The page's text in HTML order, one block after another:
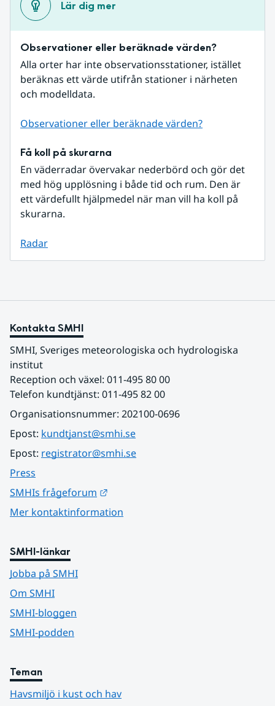
Lär dig mer
Observationer eller beräknade värden?
Alla orter har inte observationsstationer, istället
beräknas ett värde utifrån stationer i närheten
och modelldata.
Observationer eller beräknade värden?
Få koll på skurarna
En väderradar övervakar nederbörd och gör det
med hög upplösning i både tid och rum. Den är
ett värdefullt hjälpmedel när man vill ha koll på
skurarna.
Radar
Kontakta SMHI
SMHI, Sveriges meteorologiska och hydrologiska
institut
Reception och växel: 011-495 80 00
Telefon kundtjänst: 011-495 82 00
Organisationsnummer: 202100-0696
Epost: kundtjanst@smhi.se
Epost: registrator@smhi.se
Press
SMHIs frågeforum
Mer kontaktinformation
SMHI-länkar
Jobba på SMHI
Om SMHI
SMHI-bloggen
SMHI-podden
Teman
Havsmiljö i kust och hav